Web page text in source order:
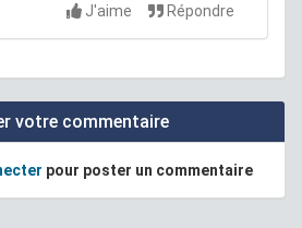
J'aime Répondre
votre commentaire
pour poster un commentaire